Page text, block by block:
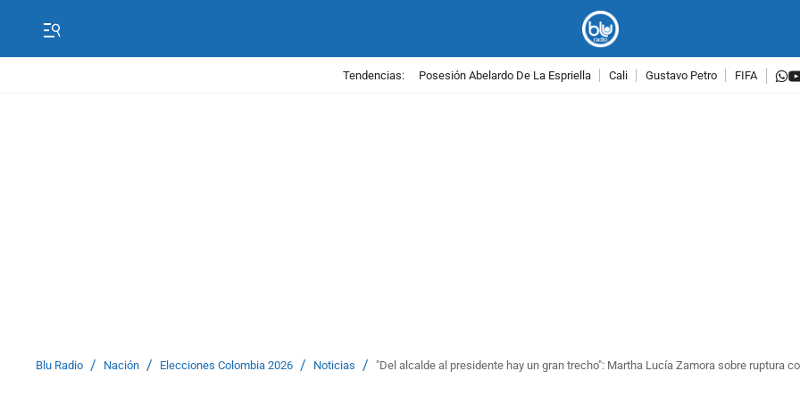
Tendencias: Posesión Abelardo De La Espriella Cali Gustavo Petro FIFA
Blu Radio / Nación / Elecciones Colombia 2026 / Noticias / "Del alcalde al presidente hay un gran trecho": Martha Lucía Zamora sobre ruptura